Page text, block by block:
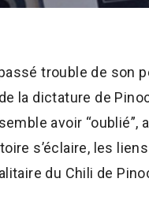
trouble de son
la dictature de
avoir
s’éclaire, les
du Chili de